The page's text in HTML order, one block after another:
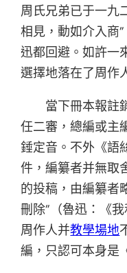
周氏兄弟已于一九
相見，動如介入商
迅都回避。如許一
選擇地落在了周作
當下冊本報註
任二審，總編或主
錘定音。不外《語
件，編纂者并無取
的投稿，由編纂者
刪除”（魯迅：《
周作人并教學場地
編，只認可本身是